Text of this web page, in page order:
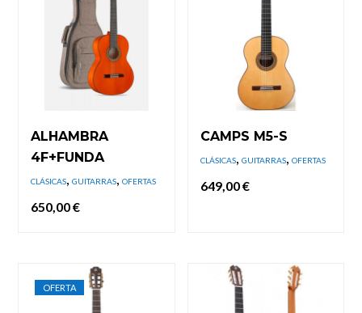
ALHAMBRA
4F+FUNDA
CLÁSICAS,GUITARRAS,OFERTAS
650,00€
CAMPS M5-S
CLÁSICAS, GUITARRAS, OFERTAS
649,00€
OFERTA